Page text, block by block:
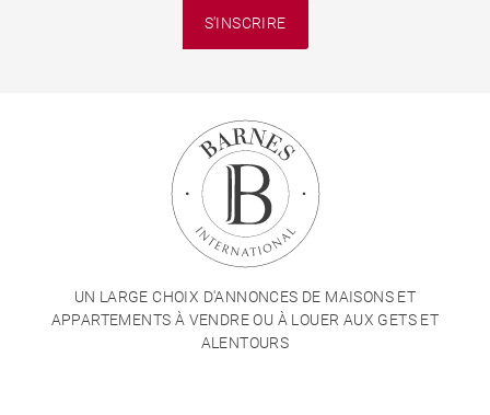
S'INSCRIRE
UN LARGE CHOIX D'ANNONCES DE MAISONS ET
APPARTEMENTS À VENDRE OU À LOUER AUX GETS ET
ALENTOURS